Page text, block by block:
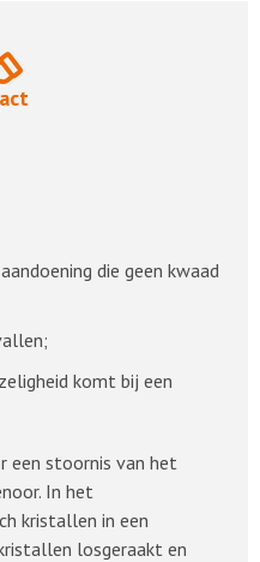
die geen kwaad
komt bij een
een stoornis van het
In het
kristallen in een
losgeraakt en